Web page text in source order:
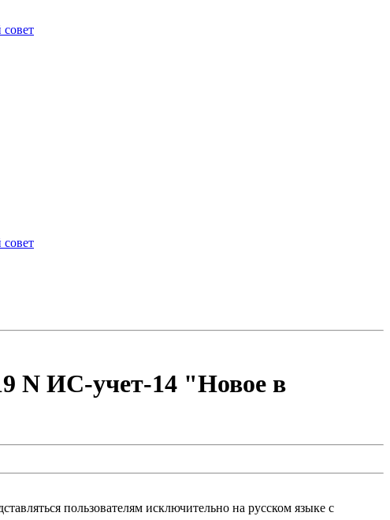
N ИС-учет-14 "Новое в
пользователям исключительно на русском языке с